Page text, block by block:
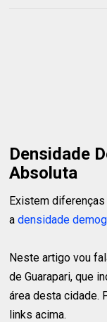
Densidade
Absoluta
Existem
adensidade
Neste artigo vou
de Guarapari, que
área desta cidade.
links acima.